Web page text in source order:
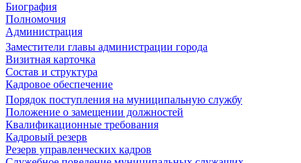
Биография
Полномочия
Администрация
Заместители главы администрации города
Визитная карточка
Состав и структура
Кадровое обеспечение
Порядок поступления на муниципальную службу
Положение о замещении должностей
Квалификационные требования
Кадровый резерв
Резерв управленческих кадров